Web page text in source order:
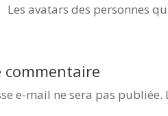
Les avatars des personnes
commentaire
e-mail ne sera pas publiée.